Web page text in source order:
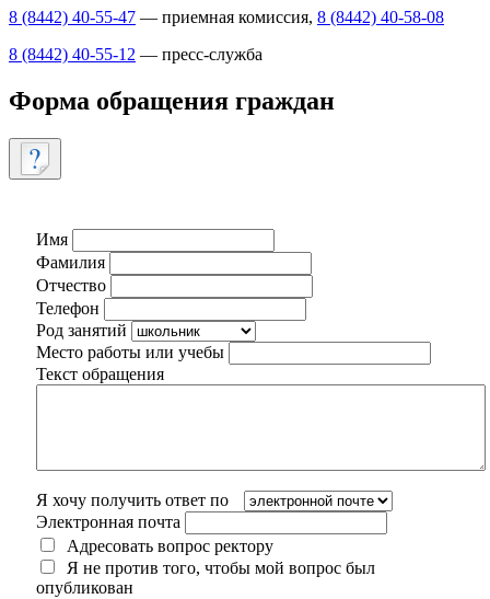
8 (8442) 40-55-47 — приемная комиссия, 8 (8442) 40-58-08
8 (8442) 40-55-12 — пресс-служба
Форма обращения граждан
Имя
Фамилия
Отчество
Телефон
Род занятий
Место работы или учебы
Текст обращения
Я хочу получить ответ по
Электронная почта
Адресовать вопрос ректору
Я не против того, чтобы мой вопрос был
опубликован